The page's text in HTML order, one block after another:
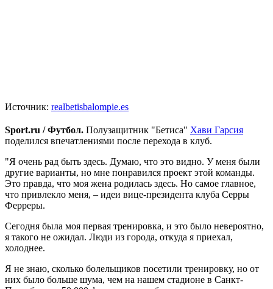
Источник: realbetisbalompie.es
Sport.ru / Футбол. Полузащитник "Бетиса" Хави Гарсия
поделился впечатлениями после перехода в клуб.
"Я очень рад быть здесь. Думаю, что это видно. У меня были
другие варианты, но мне понравился проект этой команды.
Это правда, что моя жена родилась здесь. Но самое главное,
что привлекло меня, – идеи вице-президента клуба Серры
Ферреры.
Сегодня была моя первая тренировка, и это было невероятно,
я такого не ожидал. Люди из города, откуда я приехал,
холоднее.
Я не знаю, сколько болельщиков посетили тренировку, но от
них было больше шума, чем на нашем стадионе в Санкт-